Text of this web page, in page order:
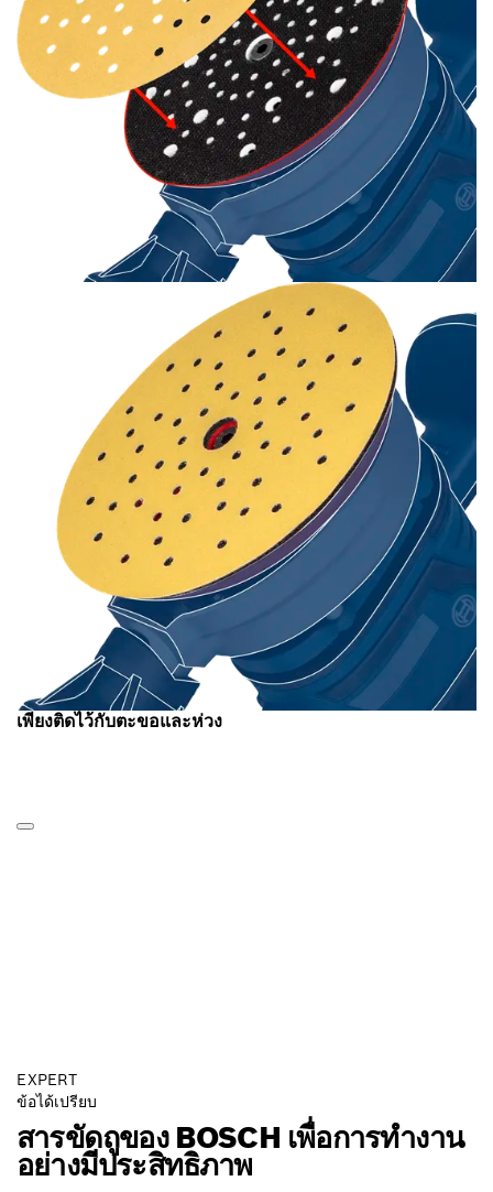
เพียงติดไว้กับตะขอและห่วง
EXPERT
ข้อได้เปรียบ
สารขัดถูของ BOSCH เพื่อการทำงาน
อย่างมีประสิทธิภาพ